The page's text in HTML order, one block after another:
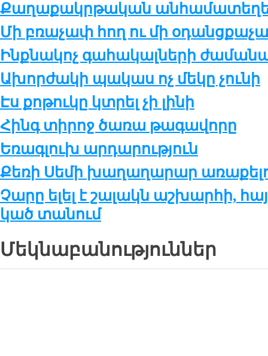
Քա­ղա­քակր­թա­կան
Մի բռա­չափ հող ու մի
Ինք­նա­կոչ գա­հա­կալ­նե­րի
Ախոր­ժա­կի պա­կաս ոչ մե­կը չու­նի
Էս քոթուկը կտրել չի լինի
Հինգ տի­րոջ ծա­ռա թա­գա­վո­րը
Եռագ­լուխ ար­դա­րու­թ­յուն
Քե­ռի Սե­մի խա­ղա­ղա­րար
Չա­րը ե­լել է շա­լակն աշ­խար­հի,
կած տա­նում
Մեկնաբանություններ